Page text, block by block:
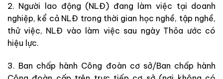
2. Người lao động (NLĐ) đang làm việc tại doanh
nghiệp, kể cả NLĐ trong thời gian học nghề, tập nghề,
thử việc, NLĐ vào làm việc sau ngày Thỏa ước có
hiệu lực.
3. Ban chấp hành Công đoàn cơ sở/Ban chấp hành